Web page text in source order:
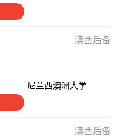
澳西后备
尼兰西澳洲大学后
澳西后备